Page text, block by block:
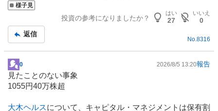
様子見
投資の参考になりましたか？
はい
27
いいえ
0
返信
No. 8316
掲
示
板
0 2026/8/5 13:20報告
見たことのない事象
1055円40万株超
大木ヘルスについて、キャピタル・マネジメントは保有割